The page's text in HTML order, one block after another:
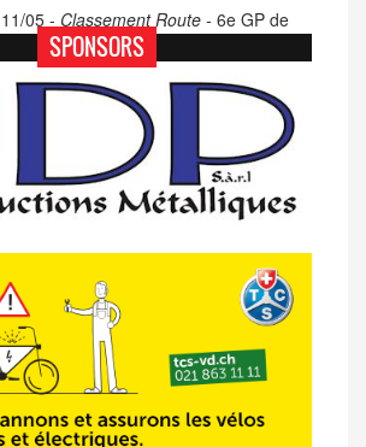
11/05 - Classement Route - 6e GP de
Porsel (TdC #4)
07/05 - Classement Route -
Blonay-Les
Pléiades (GdR #3)
23/04 -Classement Route -4e Pringy -
Moléson (TdC #3)
Les photos du 5e GP
de Semsales
14/04 - Classement Route -
5e GP de
Semsales (TdC #2)
SPONSORS